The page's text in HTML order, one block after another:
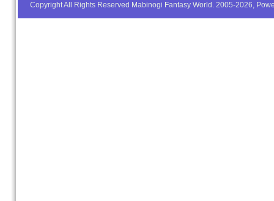
Copyright All Rights Reserved Mabinogi Fantasy World. 2005-2026,